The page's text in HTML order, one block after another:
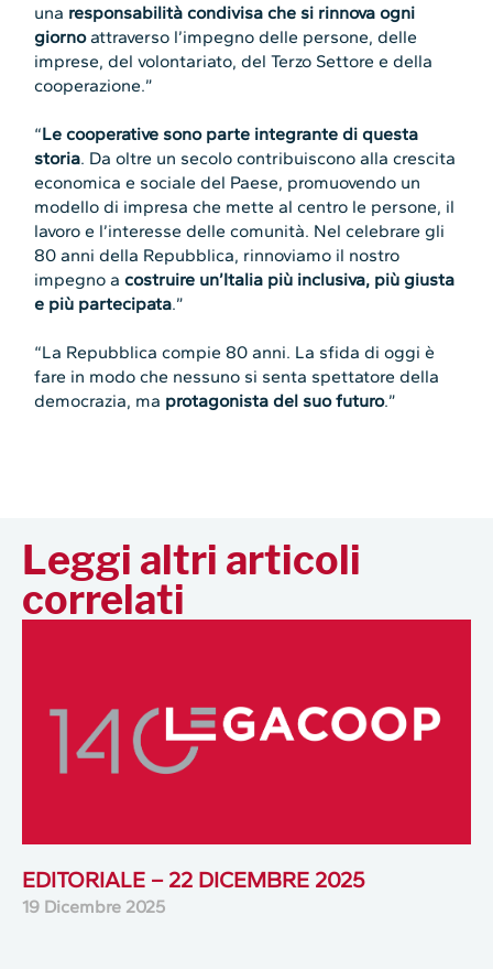
una responsabilità condivisa che si rinnova ogni
giornoattraverso l’impegno delle persone, delle
imprese, del volontariato, del Terzo Settore e della
cooperazione.”
“Le cooperative sono parte integrante di questa
storia. Da oltre un secolo contribuiscono alla crescita
economica e sociale del Paese, promuovendo un
modello di impresa che mette al centro le persone, il
lavoro e l’interesse delle comunità. Nel celebrare gli
80 anni della Repubblica, rinnoviamo il nostro
impegno a costruire un’Italia più inclusiva, più giusta
e più partecipata.”
“La Repubblica compie 80 anni. La sfida di oggi è
fare in modo che nessuno si senta spettatore della
democrazia, ma protagonista del suo futuro.”
Leggi altri articoli
correlati
EDITORIALE – 22 DICEMBRE 2025
19 Dicembre 2025